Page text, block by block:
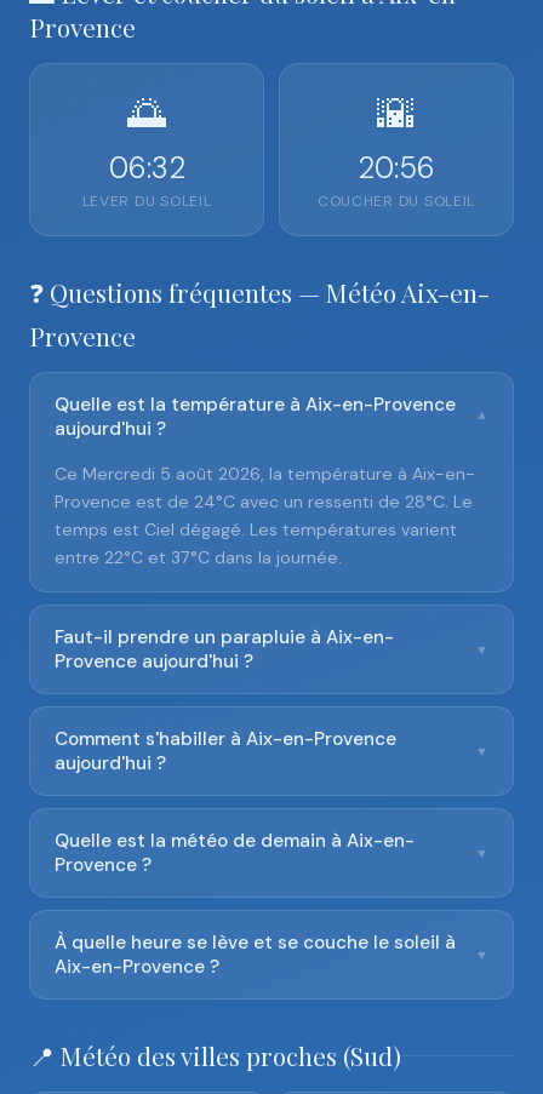
Provence
🌅
06:32
LEVER DU SOLEIL
🌇
20:56
COUCHER DU SOLEIL
❓ Questions fréquentes — Météo Aix-en-
Provence
Quelle est la température à Aix-en-Provence
aujourd'hui ?
▼
Ce Mercredi 5 août 2026, la température à Aix-en-
Provence est de 24°C avec un ressenti de 28°C. Le
temps est Ciel dégagé. Les températures varient
entre 22°C et 37°C dans la journée.
Faut-il prendre un parapluie à Aix-en-
Provence aujourd'hui ?
▼
Comment s'habiller à Aix-en-Provence
aujourd'hui ?
▼
Quelle est la météo de demain à Aix-en-
Provence ?
▼
À quelle heure se lève et se couche le soleil à
Aix-en-Provence ?
▼
📍 Météo des villes proches (Sud)